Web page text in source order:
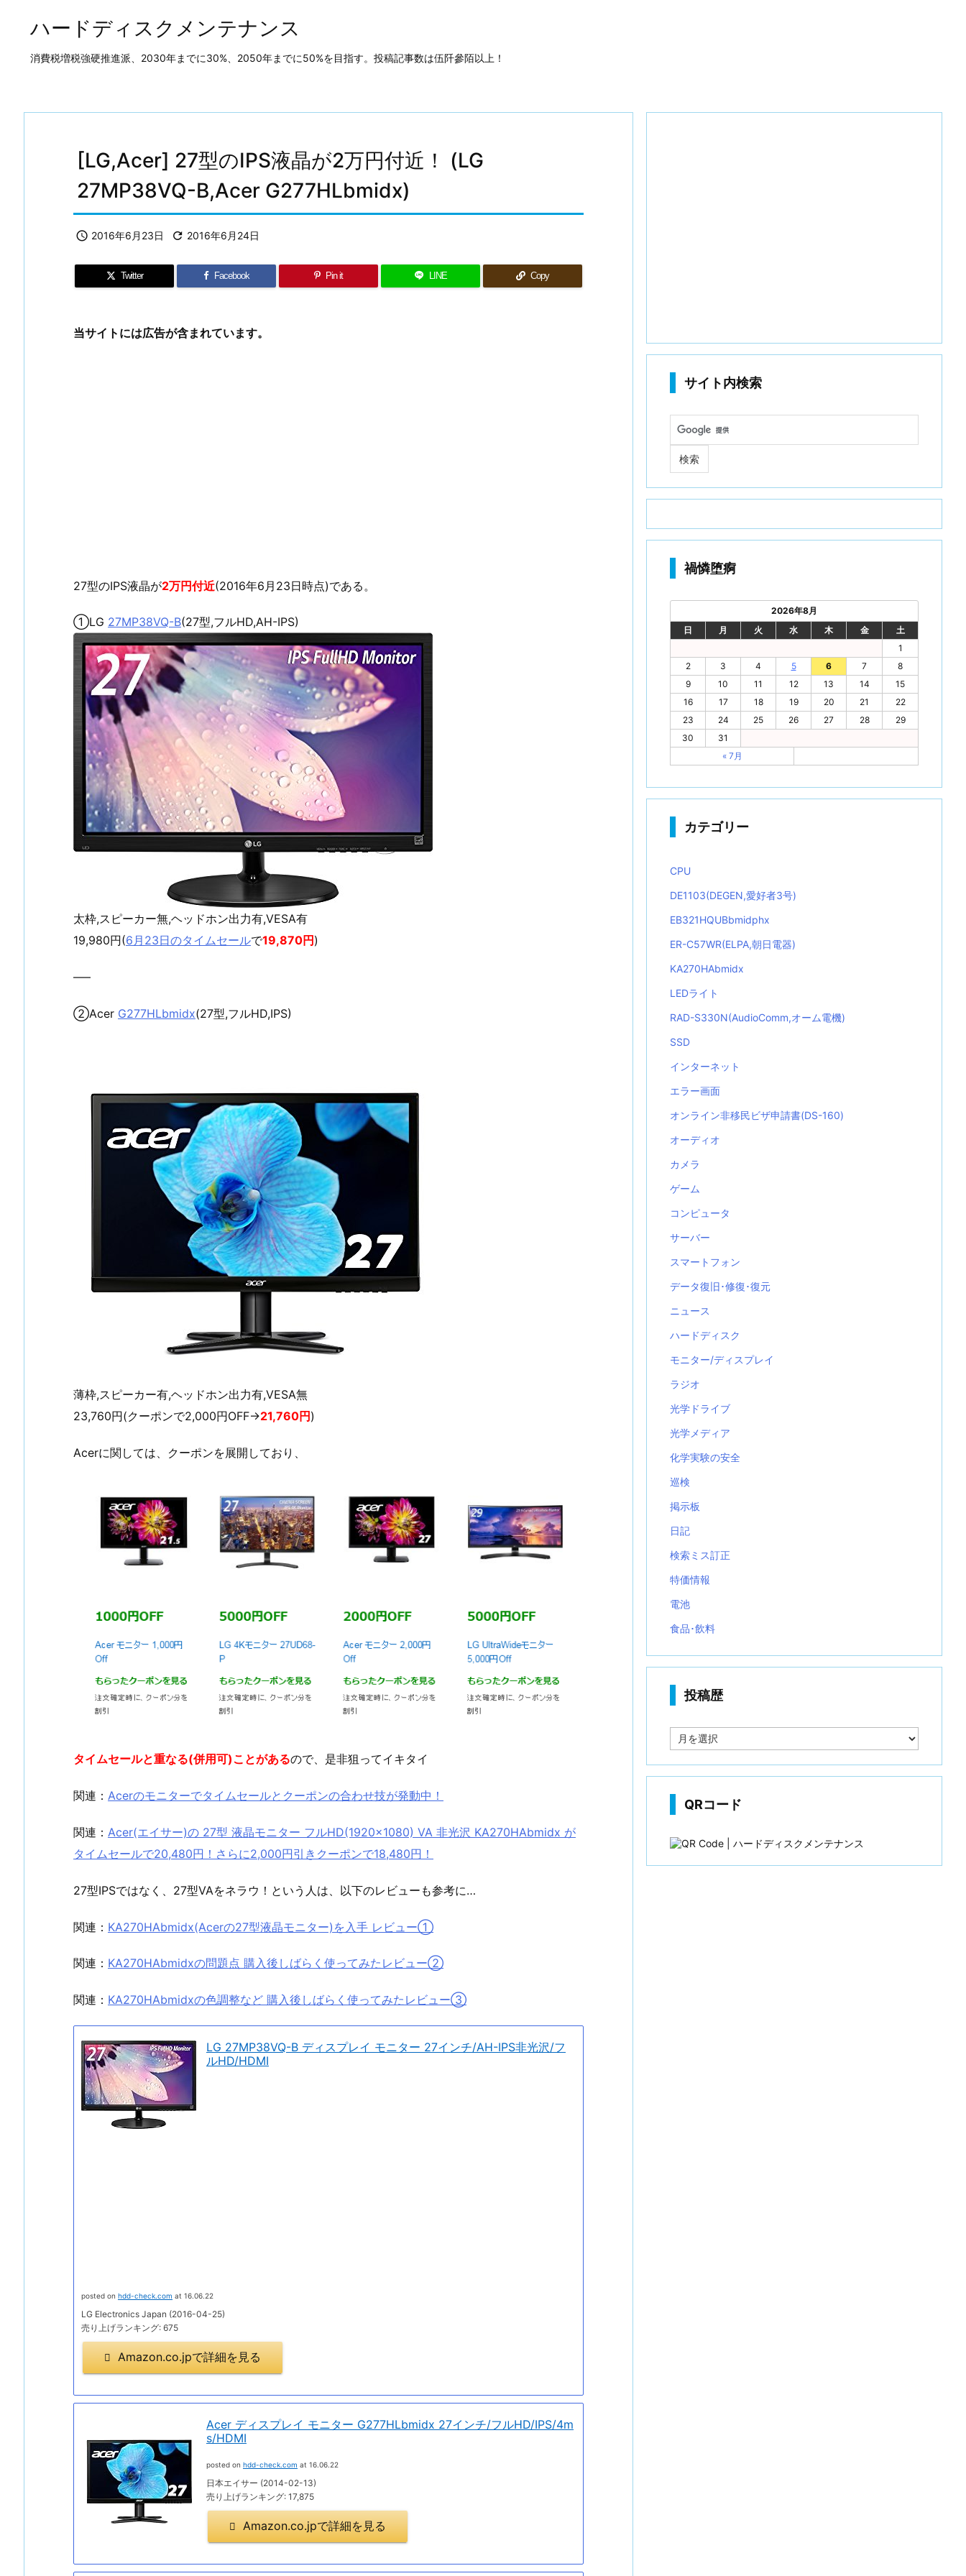
ハードディスクメンテナンス
消費税増税強硬推進派、2030年までに30%、2050年までに50%を目指す。投稿記事数は伍阡參陌以上！
[LG,Acer] 27型のIPS液晶が2万円付近！ (LG
27MP38VQ-B,Acer G277HLbmidx)
 2016年6月23日  2016年6月24日
Twitter Facebook Pin it LINE Copy
当サイトには広告が含まれています。
27型のIPS液晶が2万円付近(2016年6月23日時点)である。
①LG 27MP38VQ-B(27型,フルHD,AH-IPS)
太枠,スピーカー無,ヘッドホン出力有,VESA有
19,980円(6月23日のタイムセールで19,870円 )
—–
②Acer G277HLbmidx(27型,フルHD,IPS)
薄枠,スピーカー有,ヘッドホン出力有,VESA無
23,760円(クーポンで2,000円OFF→21,760円)
Acerに関しては、クーポンを展開しており、
タイムセールと重なる(併用可)ことがあるので、是非狙ってイキタイ
関連： Acerのモニターでタイムセールとクーポンの合わせ技が発動中！
関連： Acer(エイサー)の 27型 液晶モニター フルHD(1920×1080) VA 非光沢 KA270HAbmidx が
タイムセールで20,480円！さらに2,000円引きクーポンで18,480円！
27型IPSではなく、27型VAをネラウ！という人は、以下のレビューも参考に…
関連： KA270HAbmidx(Acerの27型液晶モニター)を入手 レビュー①
関連： KA270HAbmidxの問題点 購入後しばらく使ってみたレビュー②
関連： KA270HAbmidxの色調整など 購入後しばらく使ってみたレビュー③
LG 27MP38VQ-B ディスプレイ モニター 27インチ/AH-IPS非光沢/フ
ルHD/HDMI
posted on hdd-check.com at 16.06.22
LG Electronics Japan (2016-04-25)
売り上げランキング: 675
Amazon.co.jpで詳細を見る
Acer ディスプレイ モニター G277HLbmidx 27インチ/フルHD/IPS/4m
s/HDMI
posted on hdd-check.com at 16.06.22
日本エイサー (2014-02-13)
売り上げランキング: 17,875
Amazon.co.jpで詳細を見る
サイト内検索
禍憐堕痾
2026年8月
日
月 火 水 木 金
土
1
2
3 4 5 6 7
8
9
10 11 12 13 14
15
16
17 18 19 20 21
22
23
24 25 26 27 28
29
30
31
« 7月
カテゴリー
CPU
DE1103(DEGEN,愛好者3号)
EB321HQUBbmidphx
ER-C57WR(ELPA,朝日電器)
KA270HAbmidx
LEDライト
RAD-S330N(AudioComm,オーム電機)
SSD
インターネット
エラー画面
オンライン非移民ビザ申請書(DS-160)
オーディオ
カメラ
ゲーム
コンピュータ
サーバー
スマートフォン
データ復旧･修復･復元
ニュース
ハードディスク
モニター/ディスプレイ
ラジオ
光学ドライブ
光学メディア
化学実験の安全
巡検
掲示板
日記
検索ミス訂正
特価情報
電池
食品･飲料
投稿歴
稿
QRコード